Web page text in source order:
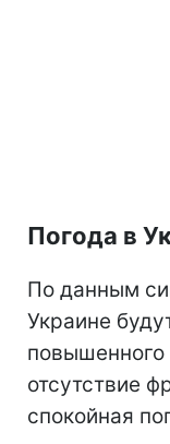
Погода в
По данным
Украине
повышенного
отсутствие
спокойная